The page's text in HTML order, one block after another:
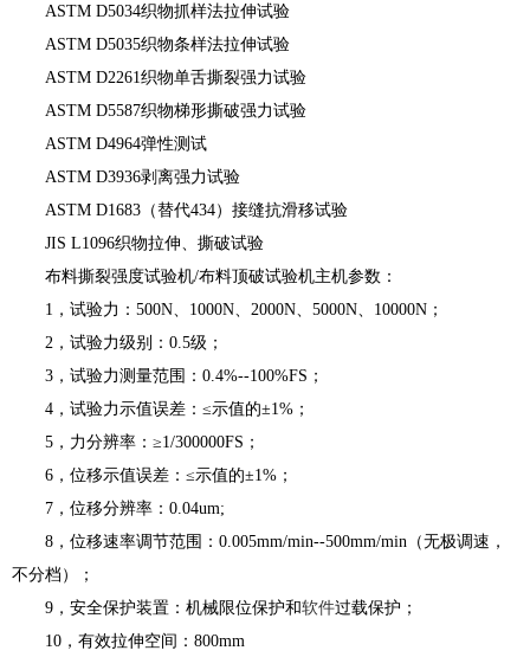
ASTM D5034织物抓样法拉伸试验
ASTM D5035织物条样法拉伸试验
ASTM D2261织物单舌撕裂强力试验
ASTM D5587织物梯形撕破强力试验
ASTM D4964弹性测试
ASTM D3936剥离强力试验
ASTM D1683（替代434）接缝抗滑移试验
JIS L1096织物拉伸、撕破试验
布料撕裂强度试验机/布料顶破试验机主机参数：
1，试验力：500N、1000N、2000N、5000N、10000N；
2，试验力级别：0.5级；
3，试验力测量范围：0.4%--100%FS；
4，试验力示值误差：≤示值的±1%；
5，力分辨率：≥1/300000FS；
6，位移示值误差：≤示值的±1%；
7，位移分辨率：0.04um;
8，位移速率调节范围：0.005mm/min--500mm/min（无极调速，
不分档）；
9，安全保护装置：机械限位保护和软件过载保护；
10，有效拉伸空间：800mm